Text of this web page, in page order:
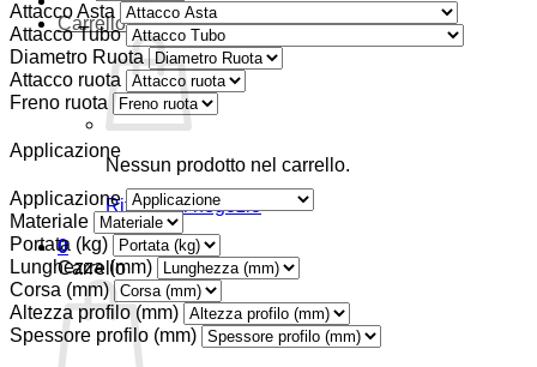
Carrello /€0,00 0
Nessun prodotto nel carrello.
Ritorna al negozio
0
Carrello
Attacco Asta
Attacco Tubo
Diametro Ruota
Attacco ruota
Freno ruota
Applicazione
Applicazione
Materiale
Portata (kg)
Lunghezza (mm)
Corsa (mm)
Altezza profilo (mm)
Spessore profilo (mm)